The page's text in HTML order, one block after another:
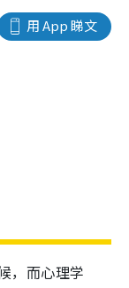
用 App 睇文
，而心理学